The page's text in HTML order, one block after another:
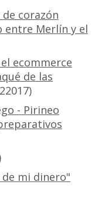
corazón
entre Merlín y el
ecommerce
de las
- Pirineo
mi dinero"